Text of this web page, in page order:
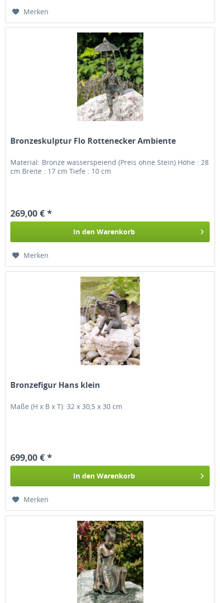
Merken
Bronzeskulptur Flo Rottenecker Ambiente
Material: Bronze wasserspeiend (Preis ohne Stein) Höhe : 28
cm Breite : 17 cm Tiefe : 10 cm
269,00 € *
In den Warenkorb
Merken
Bronzefigur Hans klein
Maße (H x B x T): 32 x 30,5 x 30 cm
699,00 € *
In den Warenkorb
Merken